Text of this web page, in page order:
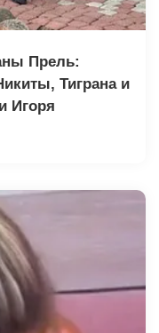
Прель:
Тиграна и
Игоря